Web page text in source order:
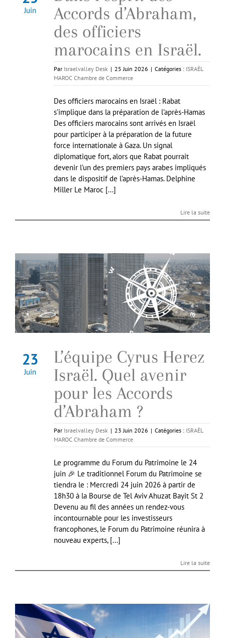
Juin
Accords d’Abraham,
des officiers
marocains en Israël.
Par Israelvalley Desk | 25 Juin 2026 | Catégories : ISRAËL
MAROC Chambre de Commerce
Des officiers marocains en Israël : Rabat
s’implique dans la préparation de l’après-Hamas
Des officiers marocains sont arrivés en Israël
pour participer à la préparation de la future
force internationale à Gaza. Un signal
diplomatique fort, alors que Rabat pourrait
devenir l’un des premiers pays arabes impliqués
dans le dispositif de l’après-Hamas. Delphine
Miller Le Maroc [...]
Lire la suite
23
Juin
L’équipe Cyrus Herez
Israël. Quel avenir
pour les Accords
d’Abraham ?
Par Israelvalley Desk | 23 Juin 2026 | Catégories : ISRAËL
MAROC Chambre de Commerce
Le programme du Forum du Patrimoine le 24
juin 🎉 Le traditionnel Forum du Patrimoine se
tiendra le : Mercredi 24 juin 2026 à partir de
18h30 à la Bourse de Tel Aviv Ahuzat Bayit St 2
Devenu au fil des années un rendez-vous
incontournable pour les investisseurs
francophones, le Forum du Patrimoine réunira à
nouveau experts, [...]
Lire la suite